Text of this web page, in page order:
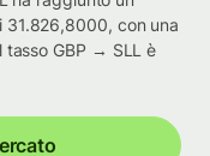
31.826,8000, con una
tasso GBP → SLL è